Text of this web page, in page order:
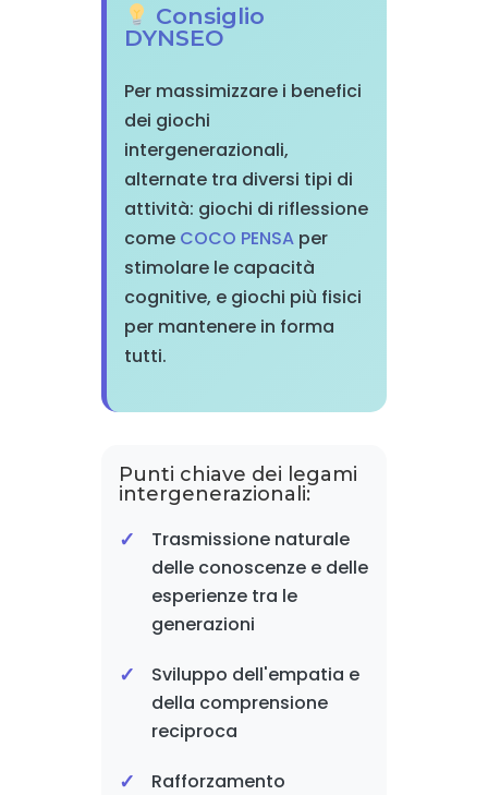
Consiglio
DYNSEO
Per massimizzare i benefici
dei giochi
intergenerazionali,
alternate tra diversi tipi di
attività: giochi di riflessione
come COCO PENSAper
stimolare le capacità
cognitive, e giochi più fisici
per mantenere in forma
tutti.
Punti chiave dei legami
intergenerazionali:
Trasmissione naturale
delle conoscenze e delle
esperienze tra le
generazioni
Sviluppo dell'empatia e
della comprensione
reciproca
Rafforzamento